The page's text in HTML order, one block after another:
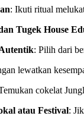
: Ikuti ritual
Tugek House
: Pilih dari
lewatkan
cokelat
atau Festival: